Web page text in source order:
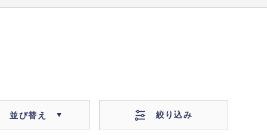
並び替え 絞り込み